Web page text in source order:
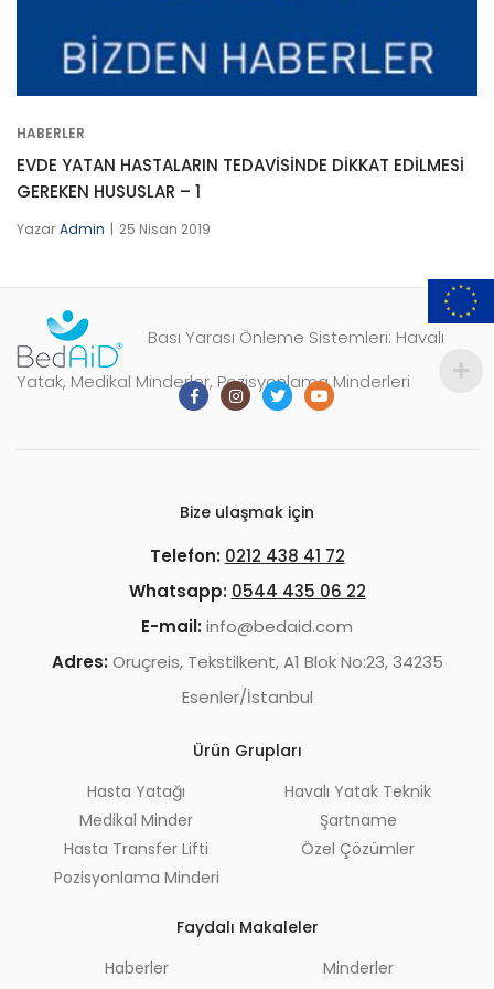
HABERLER
EVDE YATAN HASTALARIN TEDAVİSİNDE DİKKAT EDİLMESİ
GEREKEN HUSUSLAR – 1
Yazar Admin 25 Nisan 2019
Bası Yarası Önleme Sistemleri: Havalı
Yatak, Medikal Minderler, Pozisyonlama Minderleri
Bize ulaşmak için
Telefon: 0212 438 41 72
Whatsapp: 0544 435 06 22
E-mail: info@bedaid.com
Adres: Oruçreis, Tekstilkent, A1 Blok No:23, 34235
Esenler/İstanbul
Ürün Grupları
Hasta Yatağı
Medikal Minder
Hasta Transfer Lifti
Pozisyonlama Minderi
Havalı Yatak Teknik
Şartname
Özel Çözümler
Faydalı Makaleler
Haberler
Minderler